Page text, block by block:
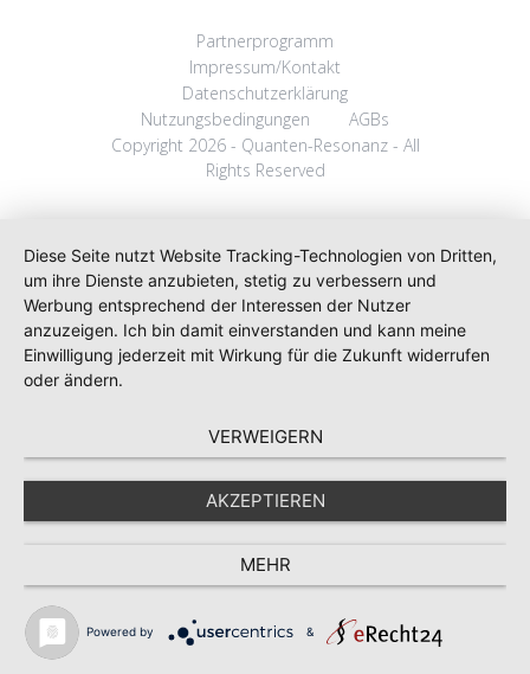
Partnerprogramm
Impressum/Kontakt
Datenschutzerklärung
Nutzungsbedingungen
AGBs
Copyright 2026 - Quanten-Resonanz - All
Rights Reserved
Diese Seite nutzt Website Tracking-Technologien von Dritten,
um ihre Dienste anzubieten, stetig zu verbessern und
Werbung entsprechend der Interessen der Nutzer
anzuzeigen. Ich bin damit einverstanden und kann meine
Einwilligung jederzeit mit Wirkung für die Zukunft widerrufen
oder ändern.
VERWEIGERN
AKZEPTIEREN
MEHR
Powered by &